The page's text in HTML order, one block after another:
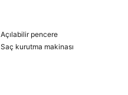
Açılabilir pencere
Saç kurutma makinası